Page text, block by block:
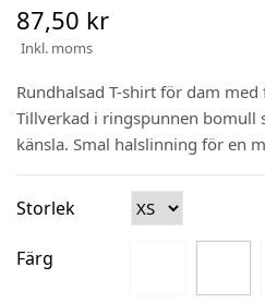
87,50 kr
Inkl. moms
Rundhalsad T-shirt för dam
Tillverkad i ringspunnen bomull
känsla. Smal halslinning för en
Storlek
Färg